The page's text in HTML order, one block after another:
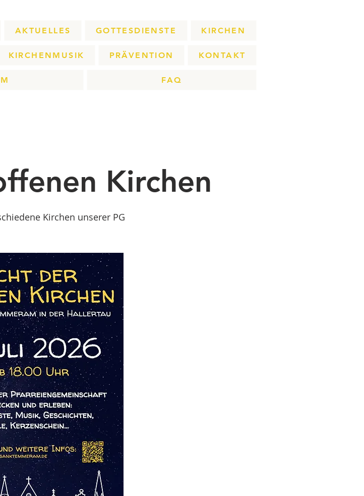
AKTUELLES GOTTESDIENSTE KIRCHEN
KIRCHENMUSIK PRÄVENTION KONTAKT
FAQ
Kirchen
Kirchen unserer PG